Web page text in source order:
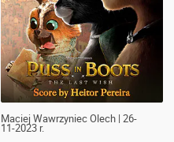
Maciej Wawrzyniec Olech| 26-
11-2023 r.